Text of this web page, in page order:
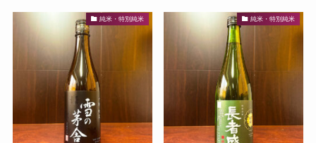
純米・特別純米 純米・特別純米